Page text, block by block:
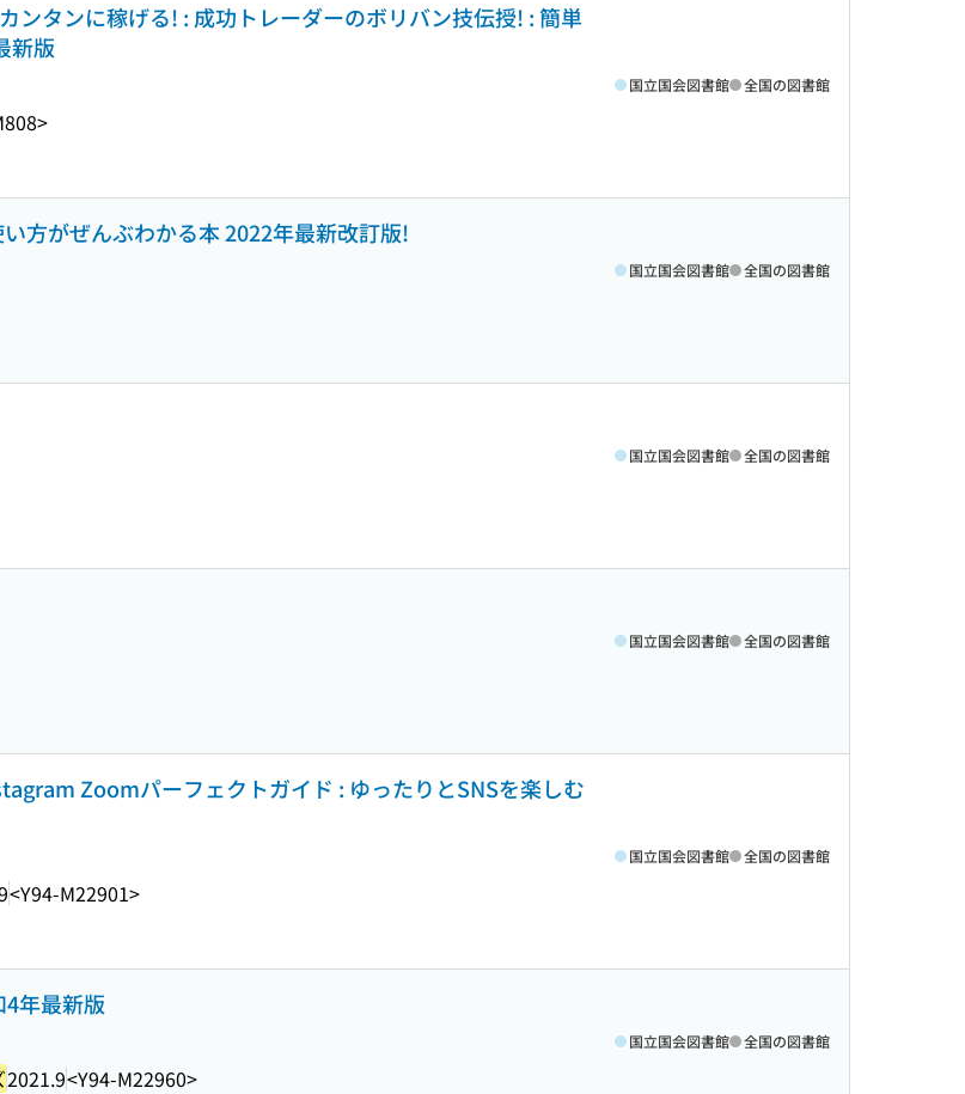
ンタンに稼げる! : 成功トレーダーのボリバン技伝授! : 簡単
新版
国立国会図書館 全国の図書館
方がぜんぶわかる本 2022年最新改訂版!
国立国会図書館 全国の図書館
国立国会図書館 全国の図書館
国立国会図書館 全国の図書館
Zoomパーフェクトガイド : ゆったりとSNSを楽しむ
<Y94-M22901>
国立国会図書館 全国の図書館
年最新版
2021.9<Y94-M22960>
国立国会図書館 全国の図書館